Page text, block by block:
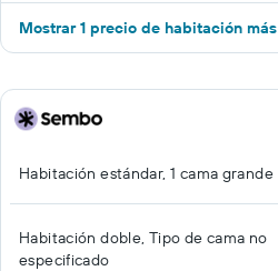
Mostrar 1 precio de habitación más
Habitación estándar, 1 cama grande
Habitación doble, Tipo de cama no
especificado